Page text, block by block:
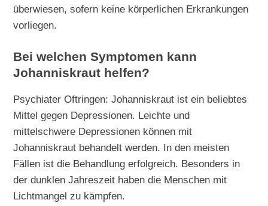
überwiesen, sofern keine körperlichen Erkrankungen
vorliegen.
Bei welchen Symptomen kann
Johanniskraut helfen?
Psychiater Oftringen: Johanniskraut ist ein beliebtes
Mittel gegen Depressionen. Leichte und
mittelschwere Depressionen können mit
Johanniskraut behandelt werden. In den meisten
Fällen ist die Behandlung erfolgreich. Besonders in
der dunklen Jahreszeit haben die Menschen mit
Lichtmangel zu kämpfen.